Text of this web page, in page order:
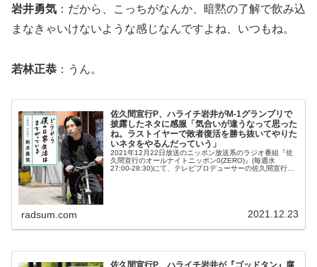
岩井勇気 ：だから、こっちがなんか、暗黙の了解で飲み込
まなきゃいけないような感じなんですよね、いつもね。
若林正恭 ：うん。
佐久間宣行P、ハライチ岩井がM-1グランプリで
披露したネタに感服「気合いが違うなって思った
ね。ラストイヤーで敗者復活を勝ち抜いてやりた
いネタをやるんだっていう」
2021年12月22日放送のニッポン放送系のラジオ番組『佐
久間宣行のオールナイトニッポン0(ZERO)』(毎週水
27:00-28:30)にて、テレビプロデューサーの佐久間宣行
radsum.com 2021.12.23
佐久間宣行P、ハライチ岩井が『ゴッドタン』腐